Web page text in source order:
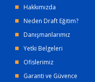
Hakkımızda
Neden Draft Eğitim?
Danışmanlarımız
Yetki Belgeleri
Ofislerimiz
Garanti ve Güvence